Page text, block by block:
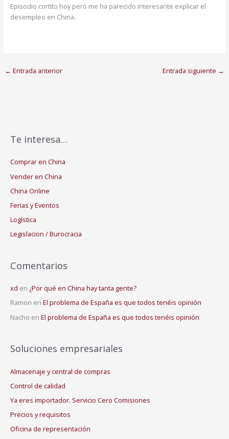
Episodio cortito hoy pero me ha parecido interesante explicar el
desempleo en China.
← Entrada anterior Entrada siguiente →
Te interesa…
Comprar en China
Vender en China
China Online
Ferias y Eventos
Logística
Legislacion / Burocracia
Comentarios
xd en ¿Por qué en China hay tanta gente?
Ramon en El problema de España es que todos tenéis opinión
Nacho en El problema de España es que todos tenéis opinión
Soluciones empresariales
Almacenaje y central de compras
Control de calidad
Ya eres importador. Servicio Cero Comisiones
Precios y requisitos
Oficina de representación